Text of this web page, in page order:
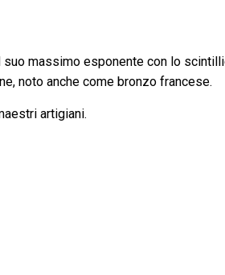
suo massimo esponente con lo
noto anche come bronzo francese.
artigiani.